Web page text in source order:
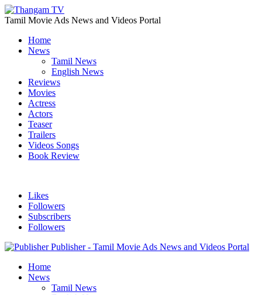
Tamil Movie Ads News and Videos Portal
Home
News
Tamil News
English News
Reviews
Movies
Actress
Actors
Teaser
Trailers
Videos Songs
Book Review
Likes
Followers
Subscribers
Followers
Publisher - Tamil Movie Ads News and Videos Portal
Home
News
Tamil News